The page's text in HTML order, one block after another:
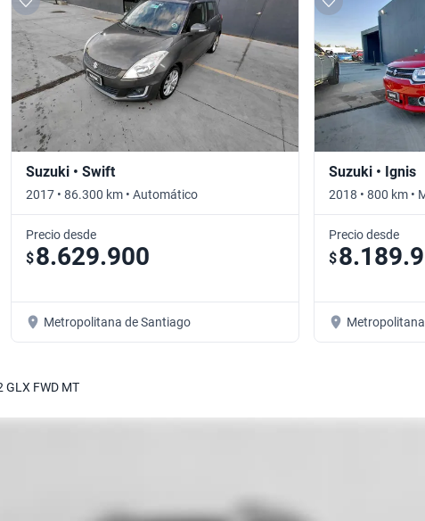
Suzuki • Swift
2017 • 86.300 km • Automático
Precio desde
$8.629.900
Metropolitana de Santiago
Suzuki • Ignis
2018 • 800 km •
Precio desde
$
GLX FWD MT